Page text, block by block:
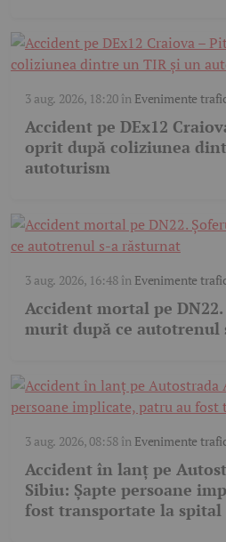
3 aug. 2026, 18:20în Evenimente
Accident pe DEx12
oprit după coliziunea
autoturism
3 aug. 2026, 16:48în Evenimente
Accident mortal pe
murit după ce autotrenul
3 aug. 2026, 08:58în Evenimente
Accident în lanț pe
Sibiu: Șapte persoane
fost transportate la spital